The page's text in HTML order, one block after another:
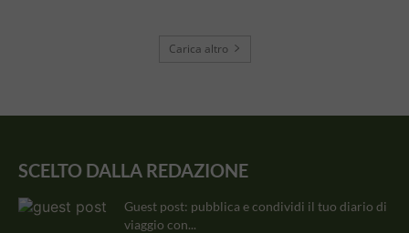
Carica altro
SCELTO DALLA REDAZIONE
Guest post: pubblica e condividi il tuo diario di
viaggio con...